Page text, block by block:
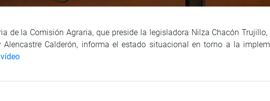
de la Comisión Agraria, que preside la legisladora Nilza Chacón
Alencastre Calderón, informa el estado situacional en torno a la